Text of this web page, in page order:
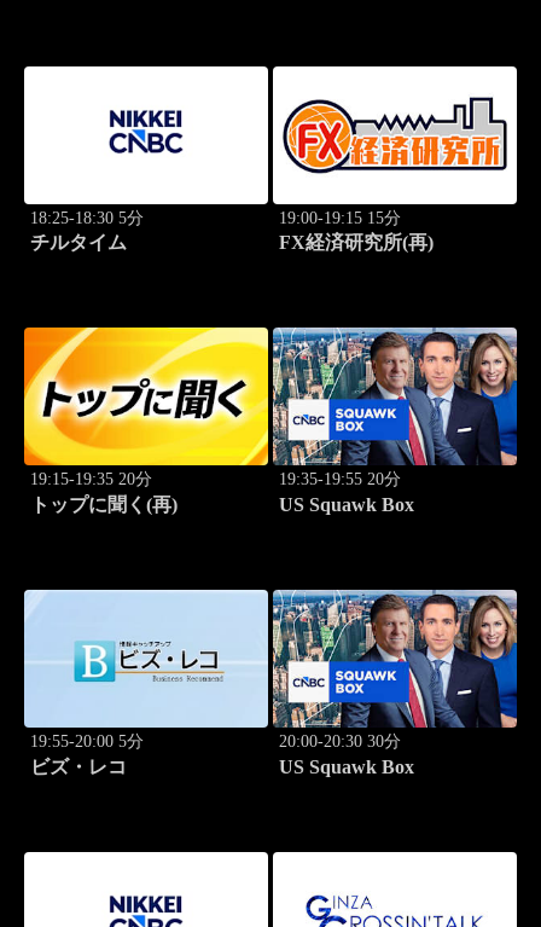
18:25-18:30 5分
チルタイム
19:00-19:15 15分
FX経済研究所(再)
19:15-19:35 20分
トップに聞く(再)
19:35-19:55 20分
US Squawk Box
19:55-20:00 5分
ビズ・レコ
20:00-20:30 30分
US Squawk Box